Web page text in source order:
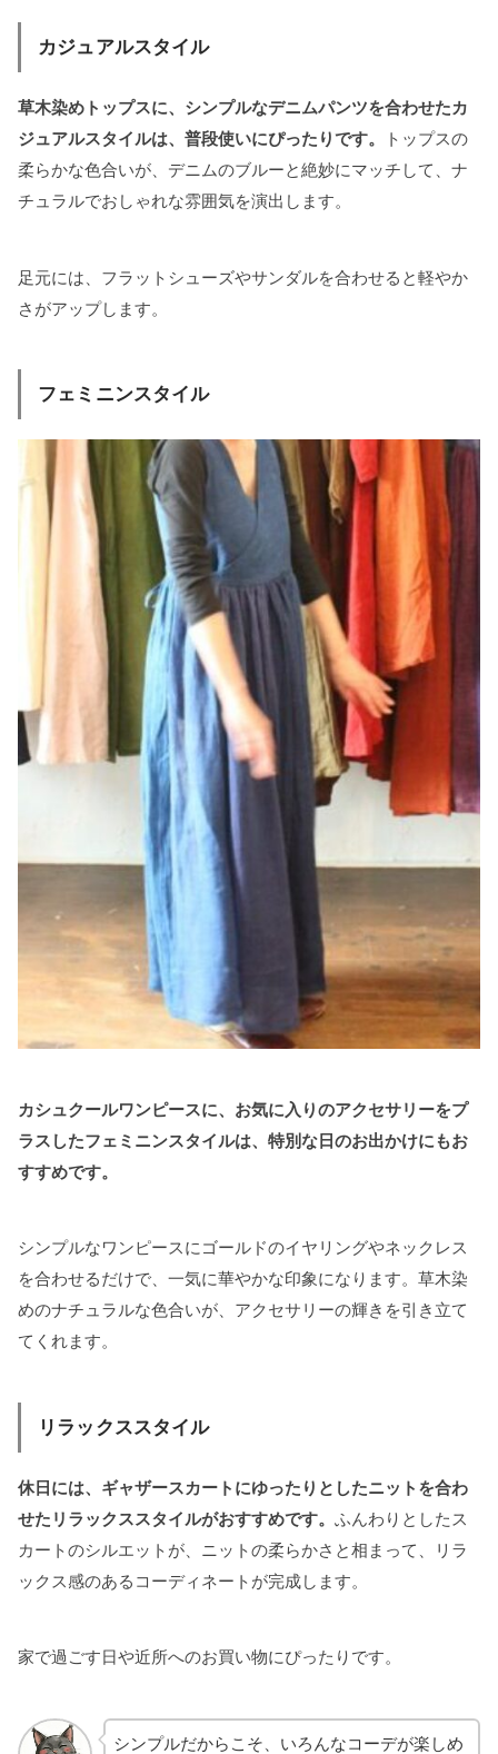
カジュアルスタイル
草木染めトップスに、シンプルなデニムパンツを合わせたカ
ジュアルスタイルは、普段使いにぴったりです。
トップスの
柔らかな色合いが、デニムのブルーと絶妙にマッチして、ナ
チュラルでおしゃれな雰囲気を演出します。
足元には、フラットシューズやサンダルを合わせると軽やか
さがアップします。
フェミニンスタイル
カシュクールワンピースに、お気に入りのアクセサリーをプ
ラスしたフェミニンスタイルは、特別な日のお出かけにもお
すすめです。
シンプルなワンピースにゴールドのイヤリングやネックレス
を合わせるだけで、一気に華やかな印象になります。草木染
めのナチュラルな色合いが、アクセサリーの輝きを引き立て
てくれます。
リラックススタイル
休日には、ギャザースカートにゆったりとしたニットを合わ
せたリラックススタイルがおすすめです。 ふんわりとしたス
カートのシルエットが、ニットの柔らかさと相まって、リラ
ックス感のあるコーディネートが完成します。
家で過ごす日や近所へのお買い物にぴったりです。
シンプルだからこそ、いろんなコーデが楽しめ